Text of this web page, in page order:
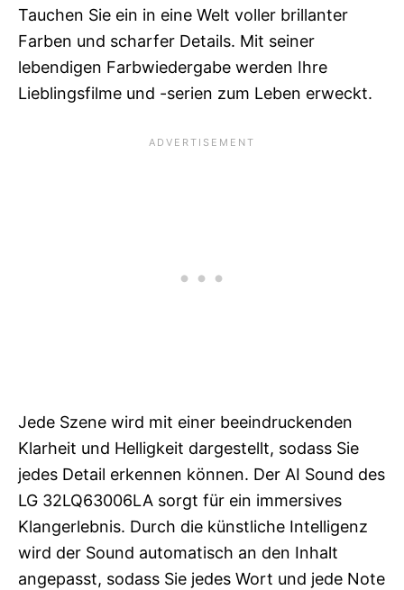
Tauchen Sie ein in eine Welt voller brillanter
Farben und scharfer Details. Mit seiner
lebendigen Farbwiedergabe werden Ihre
Lieblingsfilme und -serien zum Leben erweckt.
Jede Szene wird mit einer beeindruckenden
Klarheit und Helligkeit dargestellt, sodass Sie
jedes Detail erkennen können. Der AI Sound des
LG 32LQ63006LA sorgt für ein immersives
Klangerlebnis. Durch die künstliche Intelligenz
wird der Sound automatisch an den Inhalt
angepasst, sodass Sie jedes Wort und jede Note